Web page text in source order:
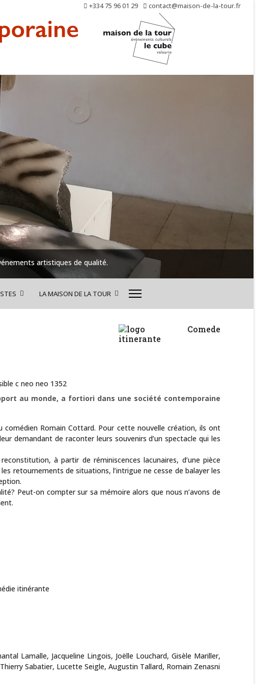
+334 75 96 01 29 contact@maison-de-la-tour.fr
artistiques de qualité.
LA MAISON DE LA TOUR
au monde, a fortiori dans une société contemporaine
comédien Romain Cottard. Pour cette nouvelle création, ils ont
demandant de raconter leurs souvenirs d’un spectacle qui les
à partir de réminiscences lacunaires, d’une pièce
retournements de situations, l’intrigue ne cesse de balayer les
Peut-on compter sur sa mémoire alors que nous n’avons de
itinérante
Lamalle, Jacqueline Lingois, Joëlle Louchard, Gisèle Mariller,
Sabatier, Lucette Seigle, Augustin Tallard, Romain Zenasni